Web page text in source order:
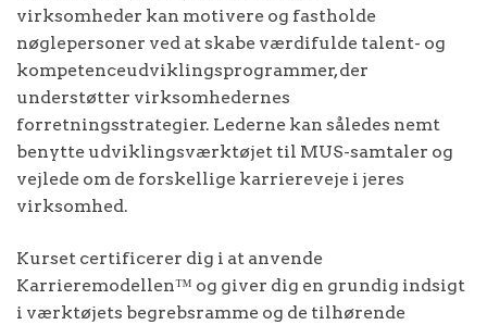
virksomheder kan motivere og fastholde
nøglepersoner ved at skabe værdifulde talent- og
kompetenceudviklingsprogrammer, der
understøtter virksomhedernes
forretningsstrategier. Lederne kan således nemt
benytte udviklingsværktøjet til MUS-samtaler og
vejlede om de forskellige karriereveje i jeres
virksomhed.
Kurset certificerer dig i at anvende
Karrieremodellen™ og giver dig en grundig indsigt
i værktøjets begrebsramme og de tilhørende